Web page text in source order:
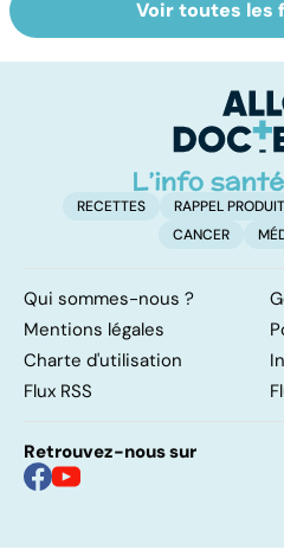
Le magnésium,
un oligo-élément
Voir toutes les
RECETTES RAPPEL PRODUIT
CANCER
Qui sommes-nous ?
Mentions légales
Charte d'utilisation
Flux RSS
Retrouvez-nous sur